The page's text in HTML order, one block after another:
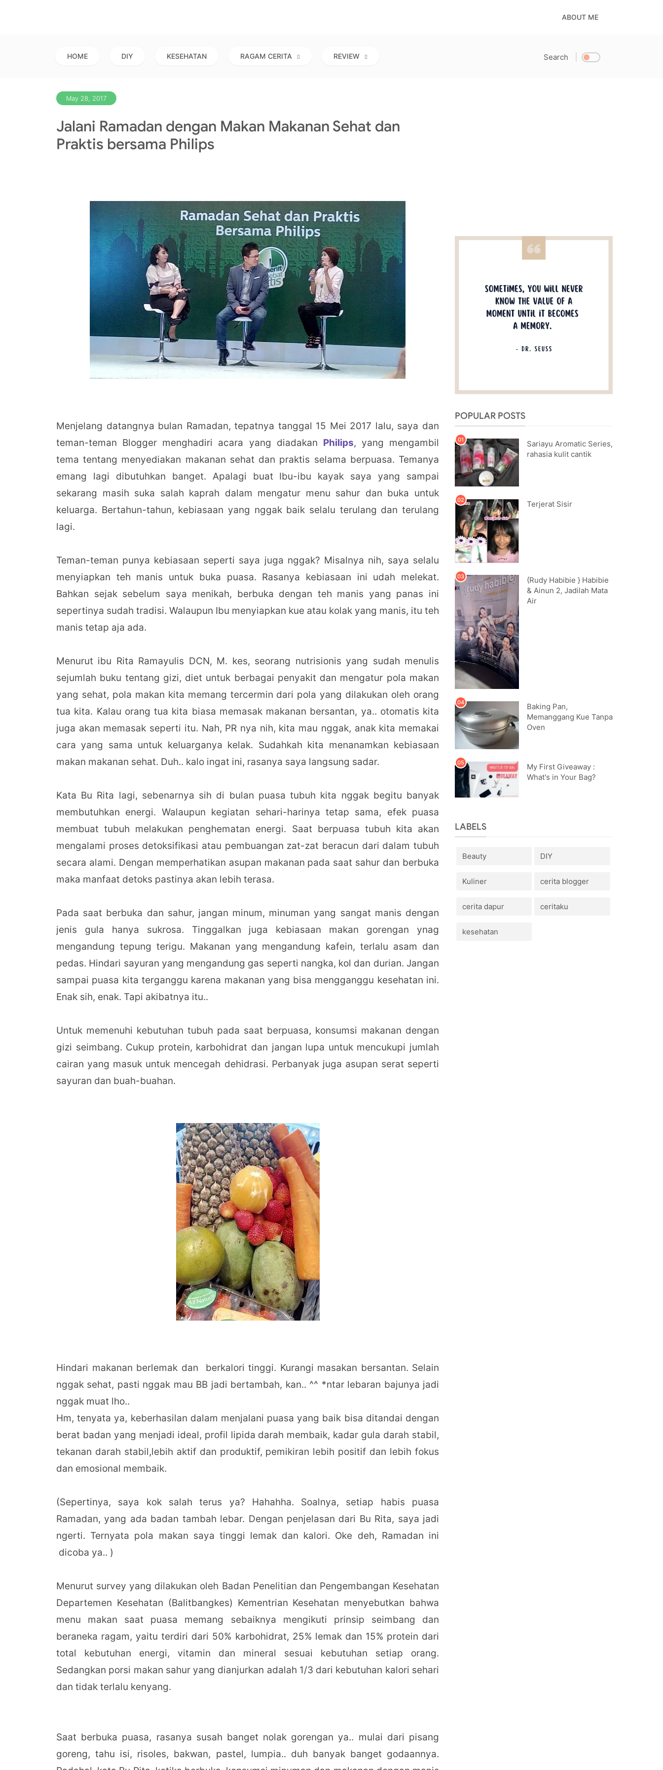
ABOUT ME
HOME DIY KESEHATAN RAGAM CERITA REVIEW Search
May 28, 2017
Jalani Ramadan dengan Makan Makanan Sehat dan
Praktis bersama Philips
Menjelang datangnya bulan Ramadan, tepatnya tanggal 15 Mei 2017 lalu, saya dan
teman-teman Blogger menghadiri acara yang diadakan Philips, yang mengambil
tema tentang menyediakan makanan sehat dan praktis selama berpuasa. Temanya
emang lagi dibutuhkan banget. Apalagi buat Ibu-ibu kayak saya yang sampai
sekarang masih suka salah kaprah dalam mengatur menu sahur dan buka untuk
keluarga. Bertahun-tahun, kebiasaan yang nggak baik selalu terulang dan terulang
lagi.
Teman-teman punya kebiasaan seperti saya juga nggak? Misalnya nih, saya selalu
menyiapkan teh manis untuk buka puasa. Rasanya kebiasaan ini udah melekat.
Bahkan sejak sebelum saya menikah, berbuka dengan teh manis yang panas ini
sepertinya sudah tradisi. Walaupun Ibu menyiapkan kue atau kolak yang manis, itu teh
manis tetap aja ada.
Menurut ibu Rita Ramayulis DCN, M. kes, seorang nutrisionis yang sudah menulis
sejumlah buku tentang gizi, diet untuk berbagai penyakit dan mengatur pola makan
yang sehat, pola makan kita memang tercermin dari pola yang dilakukan oleh orang
tua kita. Kalau orang tua kita biasa memasak makanan bersantan, ya.. otomatis kita
juga akan memasak seperti itu. Nah, PR nya nih, kita mau nggak, anak kita memakai
cara yang sama untuk keluarganya kelak. Sudahkah kita menanamkan kebiasaan
makan makanan sehat. Duh.. kalo ingat ini, rasanya saya langsung sadar.
Kata Bu Rita lagi, sebenarnya sih di bulan puasa tubuh kita nggak begitu banyak
membutuhkan energi. Walaupun kegiatan sehari-harinya tetap sama, efek puasa
membuat tubuh melakukan penghematan energi. Saat berpuasa tubuh kita akan
mengalami proses detoksifikasi atau pembuangan zat-zat beracun dari dalam tubuh
secara alami. Dengan memperhatikan asupan makanan pada saat sahur dan berbuka
maka manfaat detoks pastinya akan lebih terasa.
Pada saat berbuka dan sahur, jangan minum, minuman yang sangat manis dengan
jenis gula hanya sukrosa. Tinggalkan juga kebiasaan makan gorengan ynag
mengandung tepung terigu. Makanan yang mengandung kafein, terlalu asam dan
pedas. Hindari sayuran yang mengandung gas seperti nangka, kol dan durian. Jangan
sampai puasa kita terganggu karena makanan yang bisa mengganggu kesehatan ini.
Enak sih, enak. Tapi akibatnya itu..
Untuk memenuhi kebutuhan tubuh pada saat berpuasa, konsumsi makanan dengan
gizi seimbang. Cukup protein, karbohidrat dan jangan lupa untuk mencukupi jumlah
cairan yang masuk untuk mencegah dehidrasi. Perbanyak juga asupan serat seperti
sayuran dan buah-buahan.
Hindari makanan berlemak dan berkalori tinggi. Kurangi masakan bersantan. Selain
nggak sehat, pasti nggak mau BB jadi bertambah, kan.. ^^ *ntar lebaran bajunya jadi
nggak muat lho..
Hm, tenyata ya, keberhasilan dalam menjalani puasa yang baik bisa ditandai dengan
berat badan yang menjadi ideal, profil lipida darah membaik, kadar gula darah stabil,
tekanan darah stabil,lebih aktif dan produktif, pemikiran lebih positif dan lebih fokus
dan emosional membaik.
(Sepertinya, saya kok salah terus ya? Hahahha. Soalnya, setiap habis puasa
Ramadan, yang ada badan tambah lebar. Dengan penjelasan dari Bu Rita, saya jadi
ngerti. Ternyata pola makan saya tinggi lemak dan kalori. Oke deh, Ramadan ini
dicoba ya.. )
Menurut survey yang dilakukan oleh Badan Penelitian dan Pengembangan Kesehatan
Departemen Kesehatan (Balitbangkes) Kementrian Kesehatan menyebutkan bahwa
menu makan saat puasa memang sebaiknya mengikuti prinsip seimbang dan
beraneka ragam, yaitu terdiri dari 50% karbohidrat, 25% lemak dan 15% protein dari
total kebutuhan energi, vitamin dan mineral sesuai kebutuhan setiap orang.
Sedangkan porsi makan sahur yang dianjurkan adalah 1/3 dari kebutuhan kalori sehari
dan tidak terlalu kenyang.
Saat berbuka puasa, rasanya susah banget nolak gorengan ya.. mulai dari pisang
goreng, tahu isi, risoles, bakwan, pastel, lumpia.. duh banyak banget godaannya.
POPULAR POSTS
Sariayu Aromatic Series,
rahasia kulit cantik
Terjerat Sisir
{Rudy Habibie } Habibie
& Ainun 2, Jadilah Mata
Air
Baking Pan,
Memanggang Kue Tanpa
Oven
My First Giveaway :
What's in Your Bag?
LABELS
Beauty DIY
Kuliner cerita blogger
cerita dapur ceritaku
kesehatan